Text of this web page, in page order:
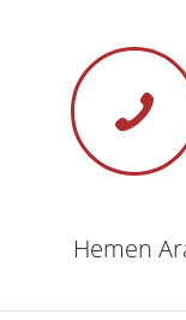
Hemen